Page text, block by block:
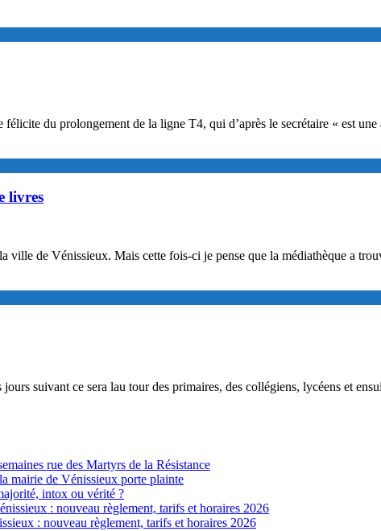
du prolongement de la ligne T4, qui d’après le secrétaire « est
livres
ville de Vénissieux. Mais cette fois-ci je pense que la médiathèque a
suivant ce sera lau tour des primaires, des collégiens, lycéens et
rue des Martyrs de la Résistance
mairie de Vénissieux porte plainte
intox ou vérité ?
: nouveau règlement, tarifs et horaires 2026
: nouveau règlement, tarifs et horaires 2026